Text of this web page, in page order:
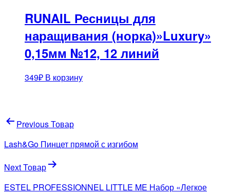
RUNAIL Ресницы для
наращивания (норка)»Luxury»
0,15мм №12, 12 линий
349₽ В корзину
Навигация
по
записям
Previous Товар
Lash&Go Пинцет прямой с изгибом
Next Товар
ESTEL PROFESSIONNEL LITTLE ME Набор «Легкое